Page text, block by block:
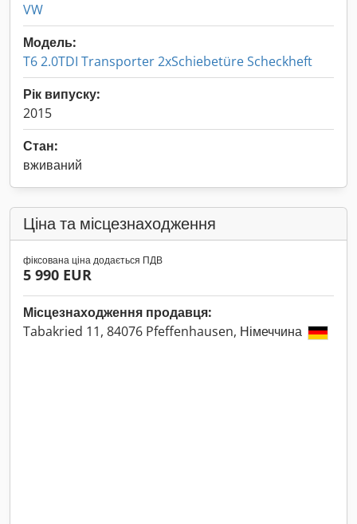
VW
Модель:
T6 2.0TDI Transporter 2xSchiebetüre Scheckheft
Рік випуску:
2015
Стан:
вживаний
Ціна та місцезнаходження
фіксована ціна додається ПДВ
5 990 EUR
Місцезнаходження продавця:
Tabakried 11, 84076 Pfeffenhausen, Німеччина